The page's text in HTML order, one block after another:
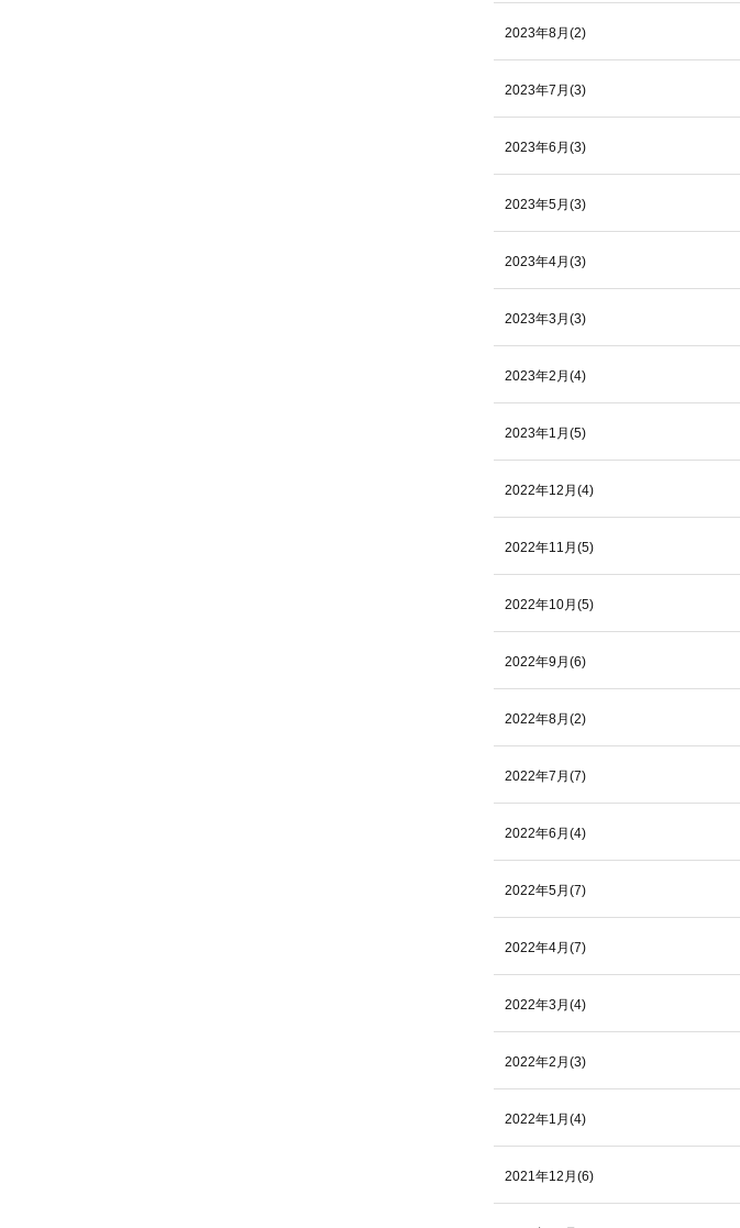
2023年8月(2)
2023年7月(3)
2023年6月(3)
2023年5月(3)
2023年4月(3)
2023年3月(3)
2023年2月(4)
2023年1月(5)
2022年12月(4)
2022年11月(5)
2022年10月(5)
2022年9月(6)
2022年8月(2)
2022年7月(7)
2022年6月(4)
2022年5月(7)
2022年4月(7)
2022年3月(4)
2022年2月(3)
2022年1月(4)
2021年12月(6)